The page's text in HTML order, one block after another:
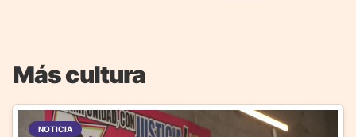
Más cultura
NOTICIA